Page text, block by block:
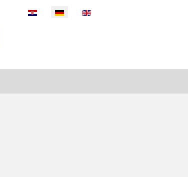
Sprache auswählen